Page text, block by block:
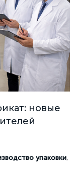
новые
упаковки,